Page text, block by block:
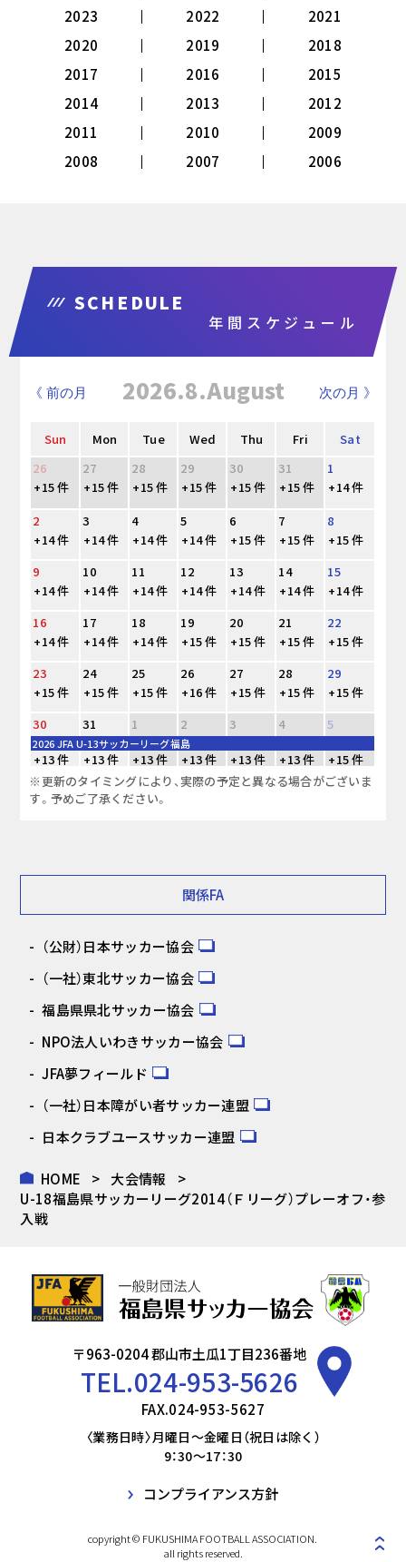
2023
2022
2021
2020
2019
2018
2017
2016
2015
2014
2013
2012
2011
2010
2009
2008
2007 2006
SCHEDULE
年間スケジュール
《 前の月 次の月 》
2026.8.August
Sun Mon Tue Wed Thu Fri
Sat
26
27 28 29 30 31
1
+15 件
+15 件 +15 件 +15 件 +15 件 +15 件
+14 件
2
3 4 5 6 7
8
+14 件
+14 件 +14 件 +14 件 +15 件 +15 件
+15 件
9
10 11 12 13 14
15
+14 件
+14 件 +14 件 +14 件 +14 件 +14 件
+14 件
16
17 18 19 20 21
22
+14 件
+14 件 +14 件 +15 件 +15 件 +15 件
+15 件
23
24 25 26 27 28
29
+15 件
+15 件 +15 件 +16 件 +15 件 +15 件
+15 件
30
31 1 2 3 4 5
2026 JFA U-13サッカーリーグ福島
+13 件 +13 件 +13 件 +13 件 +13 件 +13 件
+15 件
※更新のタイミングにより、実際の予定と異なる場合がございま
す。予めご了承ください。
関係FA
（公財）日本サッカー協会
（一社）東北サッカー協会
福島県県北サッカー協会
NPO法人いわきサッカー協会
JFA夢フィールド
（一社）日本障がい者サッカー連盟
日本クラブユースサッカー連盟
HOME
大会情報
U-18福島県サッカーリーグ2014（Ｆリーグ）プレーオフ・参
入戦
〒963-0204 郡山市土瓜1丁目236番地
TEL.024-953-5626
FAX.024-953-5627
〈業務日時〉月曜日～金曜日（祝日は除く）
9：30～17：30
コンプライアンス方針
copyright © FUKUSHIMA FOOTBALL ASSOCIATION.
all rights reserved.